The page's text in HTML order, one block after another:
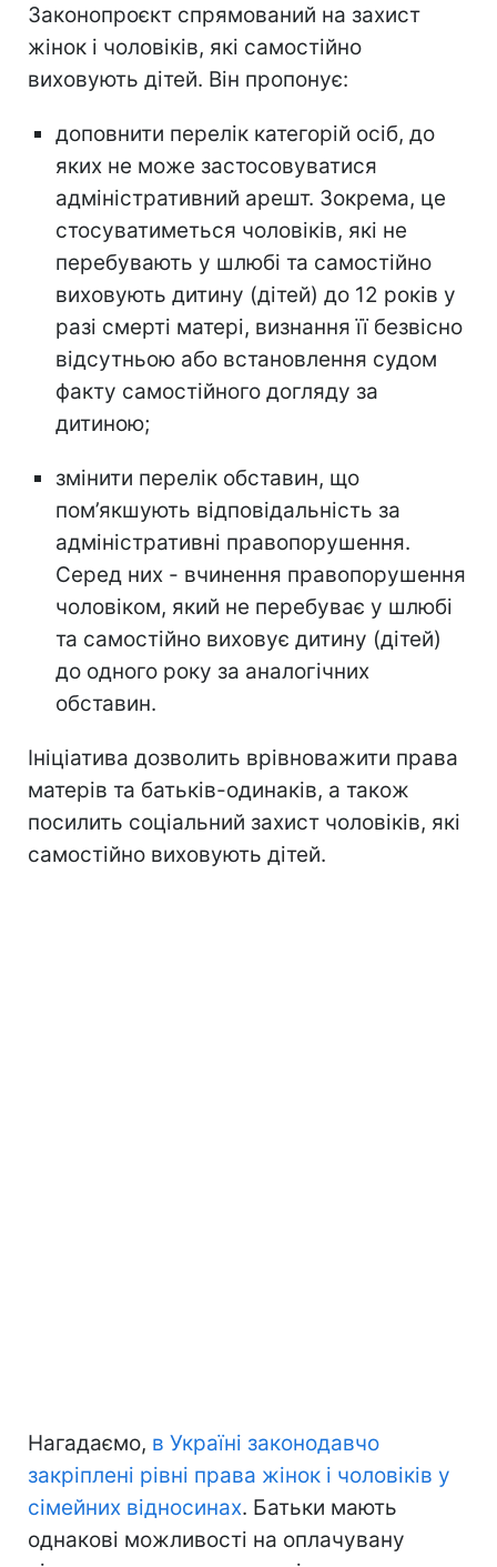
Законопроєкт спрямований на захист
жінок і чоловіків, які самостійно
виховують дітей. Він пропонує:
доповнити перелік категорій осіб, до
яких не може застосовуватися
адміністративний арешт. Зокрема, це
стосуватиметься чоловіків, які не
перебувають у шлюбі та самостійно
виховують дитину (дітей) до 12 років у
разі смерті матері, визнання її безвісно
відсутньою або встановлення судом
факту самостійного догляду за
дитиною;
змінити перелік обставин, що
пом’якшують відповідальність за
адміністративні правопорушення.
Серед них - вчинення правопорушення
чоловіком, який не перебуває у шлюбі
та самостійно виховує дитину (дітей)
до одного року за аналогічних
обставин.
Ініціатива дозволить врівноважити права
матерів та батьків-одинаків, а також
посилить соціальний захист чоловіків, які
самостійно виховують дітей.
Нагадаємо, в Україні законодавчо
закріплені рівні права жінок і чоловіків у
сімейних відносинах. Батьки мають
однакові можливості на оплачувану